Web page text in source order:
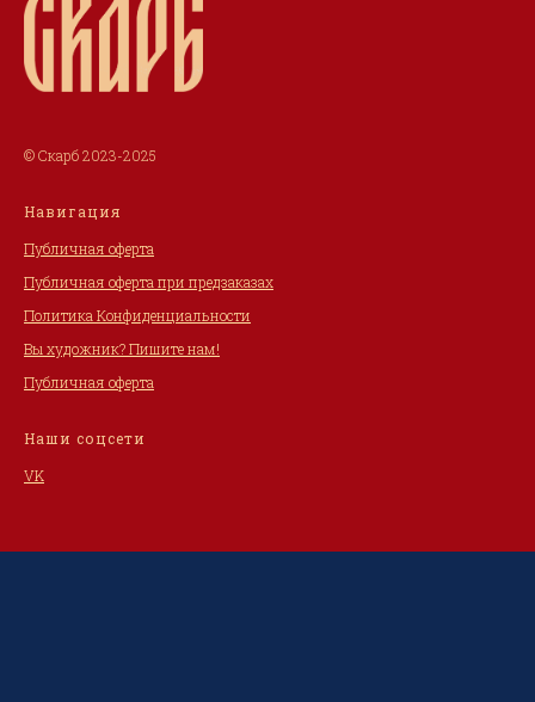
© Скарб 2023-2025
Навигация
Публичная оферта
Публичная оферта при предзаказах
Политика Конфиденциальности
Вы художник? Пишите нам!
Публичная оферта
Наши соцсети
VK